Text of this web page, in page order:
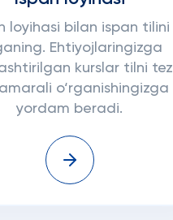
loyihasi bilan ispan tilini
Ehtiyojlaringizga
kurslar tilni tez
o‘rganishingizga
yordam beradi.